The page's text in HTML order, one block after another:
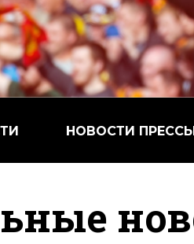
НОВОСТИ ПРЕССЫ